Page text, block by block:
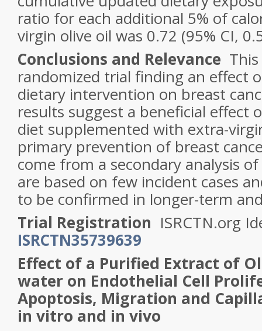
ratio for each additional 5% of
virgin olive oil was 0.72 (95% CI,
Conclusions and Relevance
randomized trial finding an effect
dietary intervention on breast
results suggest a beneficial effect
diet supplemented with extra-
primary prevention of breast
come from a secondary analysis
are based on few incident cases
to be confirmed in longer-term
Trial Registration ISRCTN.org
ISRCTN35739639
Effect of a Purified Extract of
water on Endothelial Cell
Apoptosis, Migration and
in vitro and in vivo